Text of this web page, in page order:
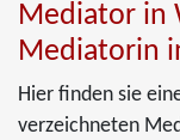
Mediator in
Mediatorin
Hier finden sie
verzeichneten